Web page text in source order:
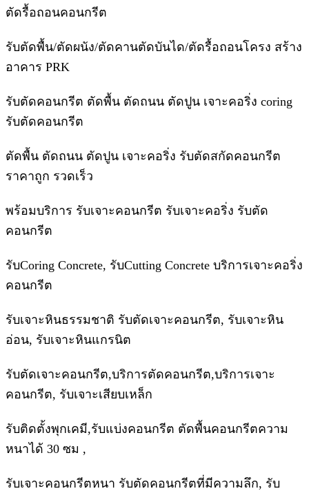
ตัดรื้อถอนคอนกรีต
รับตัดพื้น/ตัดผนัง/ตัดคานตัดบันได/ตัดรื้อถอนโครง สร้าง
อาคาร PRK
รับตัดคอนกรีต ตัดพื้น ตัดถนน ตัดปูน เจาะคอริ่ง coring
รับตัดคอนกรีต
ตัดพื้น ตัดถนน ตัดปูน เจาะคอริ่ง รับตัดสกัดคอนกรีต
ราคาถูก รวดเร็ว
พร้อมบริการ รับเจาะคอนกรีต รับเจาะคอริ่ง รับตัด
คอนกรีต
รับCoring Concrete, รับCutting Concrete บริการเจาะคอริ่ง
คอนกรีต
รับเจาะหินธรรมชาติ รับตัดเจาะคอนกรีต, รับเจาะหิน
อ่อน, รับเจาะหินแกรนิต
รับตัดเจาะคอนกรีต,บริการตัดคอนกรีต,บริการเจาะ
คอนกรีต, รับเจาะเสียบเหล็ก
รับติดตั้งพุกเคมี,รับแบ่งคอนกรีต ตัดพื้นคอนกรีตความ
หนาได้ 30 ซม ,
รับเจาะคอนกรีตหนา รับตัดคอนกรีตที่มีความลึก, รับ